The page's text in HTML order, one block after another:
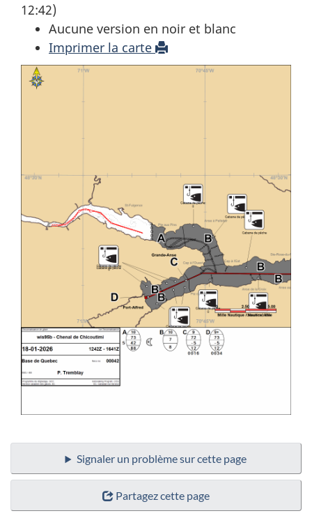
12:42)
Aucune version en noir et blanc
Imprimer la carte
Signaler un problème sur cette page
Partagez cette page